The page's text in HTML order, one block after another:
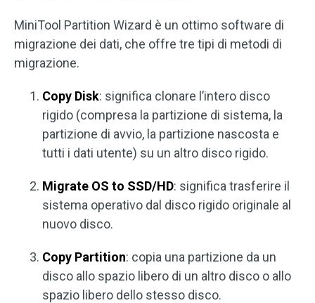
MiniTool Partition Wizard è un ottimo software di
migrazione dei dati, che offre tre tipi di metodi di
migrazione.
Copy Disk: significa clonare l’intero disco
rigido (compresa la partizione di sistema, la
partizione di avvio, la partizione nascosta e
tutti i dati utente) su un altro disco rigido.
Migrate OS to SSD/HD: significa trasferire il
sistema operativo dal disco rigido originale al
nuovo disco.
Copy Partition: copia una partizione da un
disco allo spazio libero di un altro disco o allo
spazio libero dello stesso disco.